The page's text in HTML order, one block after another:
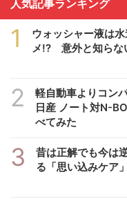
人気記事ランキング
1
ウォッシャー液は
メ!? 意外と知らな
2
軽自動車よりコン
日産 ノート対N-
べてみた
3
昔は正解でも今は
る「思い込みケア